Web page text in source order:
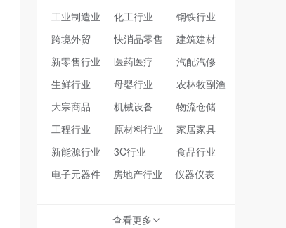
工业制造业 化工行业
钢铁行业
跨境外贸
快消品零售
建筑建材
新零售行业
医药医疗
汽配汽修
生鲜行业
母婴行业
农林牧副渔
大宗商品
机械设备
物流仓储
工程行业
原材料行业
家居家具
新能源行业
3C行业
食品行业
电子元器件
房地产行业 仪器仪表
查看更多>